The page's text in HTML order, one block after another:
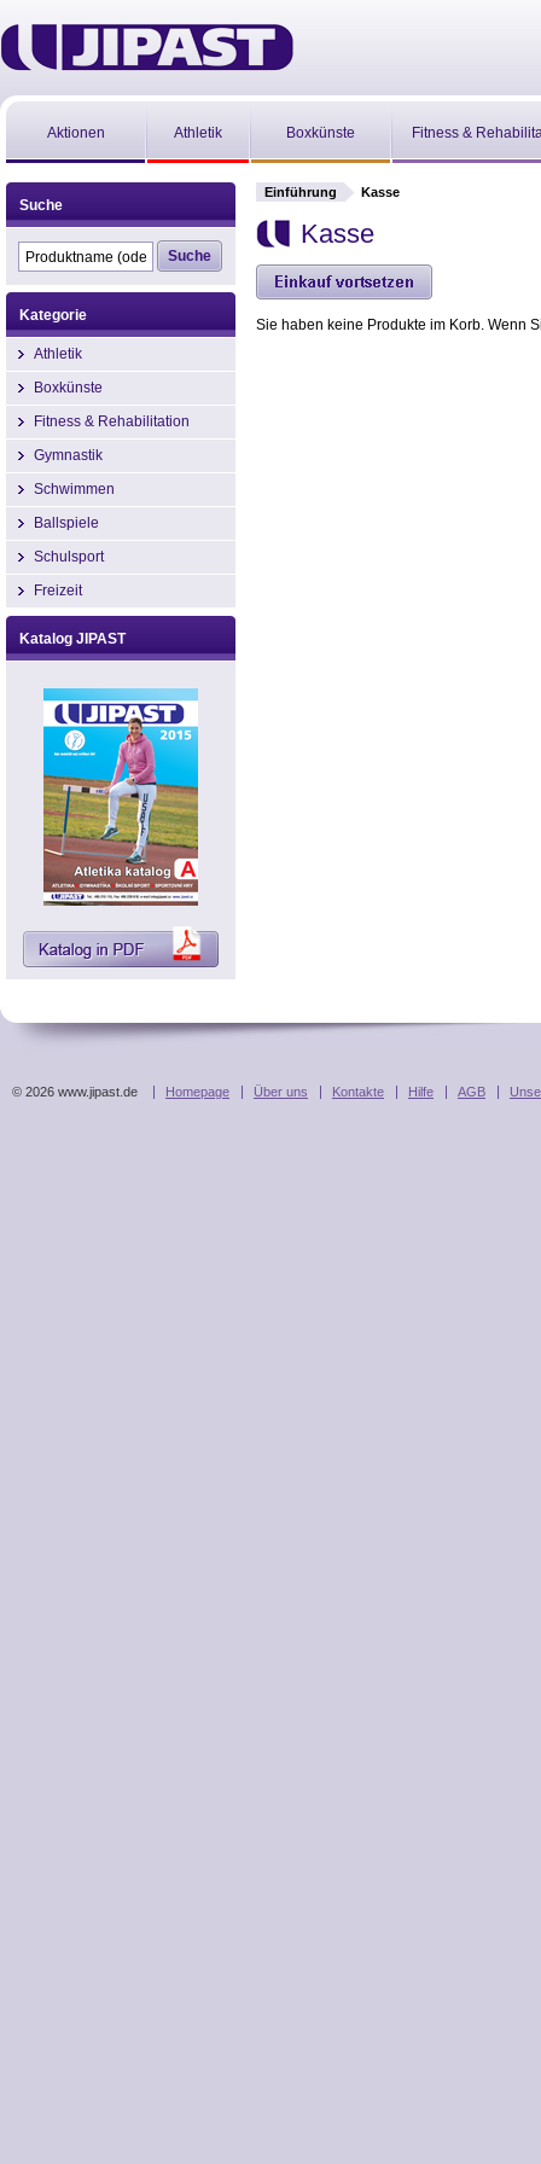
Aktionen Athletik Boxkünste Fitness &
Einführung Kasse
Kasse
Sie haben keine Produkte im Korb. Wenn
Suche
Kategorie
Athletik
Boxkünste
Fitness & Rehabilitation
Gymnastik
Schwimmen
Ballspiele
Schulsport
Freizeit
Katalog JIPAST
Homepage Über uns Kontakte Hilfe AGB
© 2026 www.jipast.de